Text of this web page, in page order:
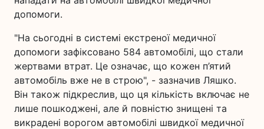
допомоги.
"На сьогодні в системі екстреної медичної
допомоги зафіксовано 584 автомобілі, що стали
жертвами втрат. Це означає, що кожен п’ятий
автомобіль вже не в строю", - зазначив Ляшко.
Він також підкреслив, що ця кількість включає не
лише пошкоджені, але й повністю знищені та
викрадені ворогом автомобілі швидкої медичної